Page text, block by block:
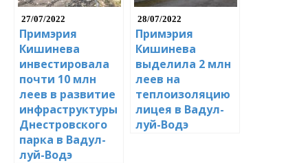
27/07/2022
Примэрия
Кишинева
инвестировала
почти 10 млн
леев в развитие
инфраструктуры
Днестровского
парка в Вадул-
луй-Водэ
28/07/2022
Примэрия
Кишинева
выделила 2 млн
леев на
теплоизоляцию
лицея в Вадул-
луй-Водэ